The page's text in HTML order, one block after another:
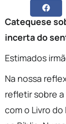
Catequese
incerta do
Estimados
Na nossa
refletir sobre
com o Livro